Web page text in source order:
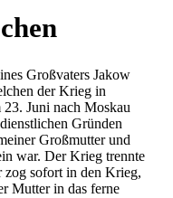
Groß­va­ters Jakow
der Krieg in
Juni nach Moskau
Gründen
Groß­mutter und
war. Der Krieg trennte
zog sofort in den Krieg,
Mutter in das ferne